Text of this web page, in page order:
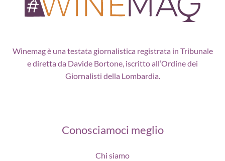
Winemag è una testata giornalistica registrata in Tribunale
e diretta da Davide Bortone, iscritto all’Ordine dei
Giornalisti della Lombardia.
Conosciamoci meglio
Chi siamo